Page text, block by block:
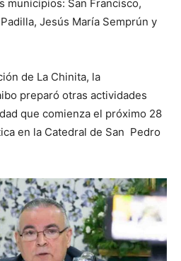
municipios: San Francisco,
Jesús María Semprún y
de La Chinita, la
preparó otras actividades
que comienza el próximo 28
en la Catedral de San Pedro